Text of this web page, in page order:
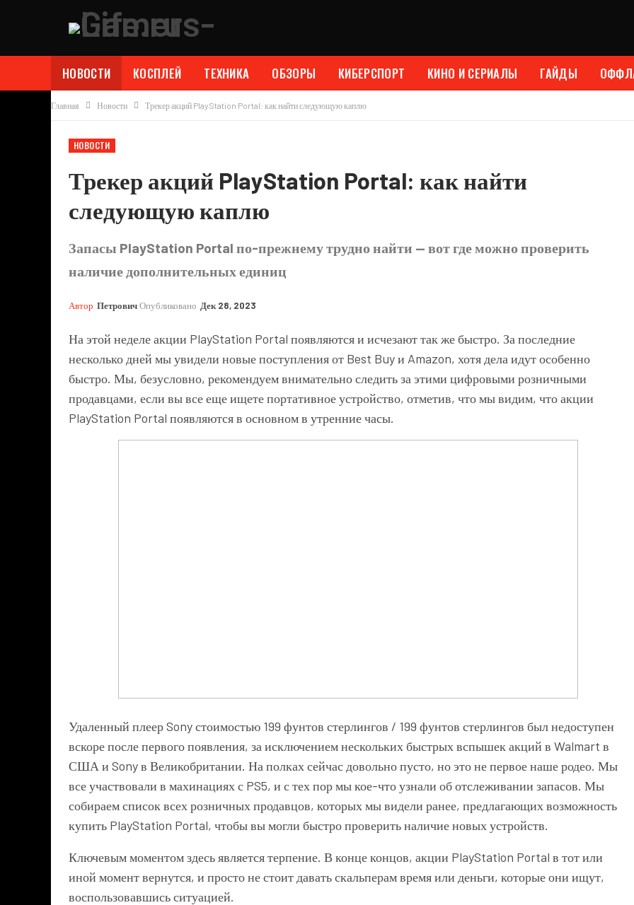
НОВОСТИ КОСПЛЕЙ ТЕХНИКА ОБЗОРЫ КИБЕРСПОРТ КИНО И СЕРИАЛЫ ГАЙДЫ
Главная Новости Трекер акций PlayStation Portal: как найти следующую каплю
НОВОСТИ
Трекер акций PlayStation Portal: как найти
следующую каплю
Запасы PlayStation Portal по-прежнему трудно найти — вот где можно проверить
наличие дополнительных единиц
Автор ПетровичОпубликовано Дек 28, 2023
На этой неделе акции PlayStation Portal появляются и исчезают так же быстро. За последние
несколько дней мы увидели новые поступления от Best Buy и Amazon, хотя дела идут особенно
быстро. Мы, безусловно, рекомендуем внимательно следить за этими цифровыми розничными
продавцами, если вы все еще ищете портативное устройство, отметив, что мы видим, что акции
PlayStation Portal появляются в основном в утренние часы.
Удаленный плеер Sonyстоимостью 199 фунтов стерлингов / 199 фунтов стерлингов был недоступен
вскоре после первого появления, за исключением нескольких быстрых вспышек акций в Walmart в
США и Sony в Великобритании. На полках сейчас довольно пусто, но это не первое наше родео. Мы
все участвовали в махинациях с PS5, и с тех пор мы кое-что узнали об отслеживании запасов. Мы
собираем список всех розничных продавцов, которых мы видели ранее, предлагающих возможность
купить PlayStation Portal, чтобы вы могли быстро проверить наличие новых устройств.
Ключевым моментом здесь является терпение. В конце концов, акции PlayStation Portal в тот или
иной момент вернутся, и просто не стоит давать скальперам время или деньги, которые они ищут,
воспользовавшись ситуацией.